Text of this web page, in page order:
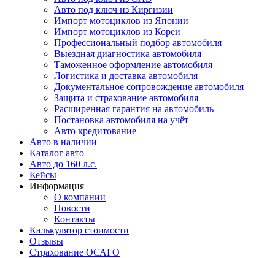
Авто под ключ из Киргизии
Импорт мотоциклов из Японии
Импорт мотоциклов из Кореи
Профессиональный подбор автомобиля
Выездная диагностика автомобиля
Таможенное оформление автомобиля
Логистика и доставка автомобиля
Документальное сопровождение автомобиля
Защита и страхование автомобиля
Расширенная гарантия на автомобиль
Постановка автомобиля на учёт
Авто кредитование
Авто в наличии
Каталог авто
Авто до 160 л.с.
Кейсы
Информация
О компании
Новости
Контакты
Калькулятор стоимости
Отзывы
Страхование ОСАГО